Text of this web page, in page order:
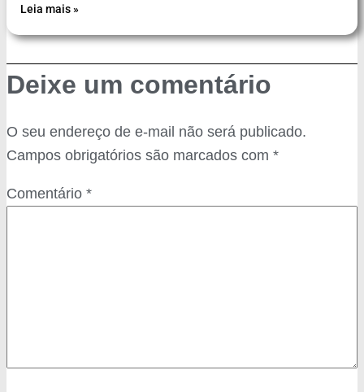
Leia mais »
Deixe um comentário
O seu endereço de e-mail não será publicado.
Campos obrigatórios são marcados com *
Comentário *